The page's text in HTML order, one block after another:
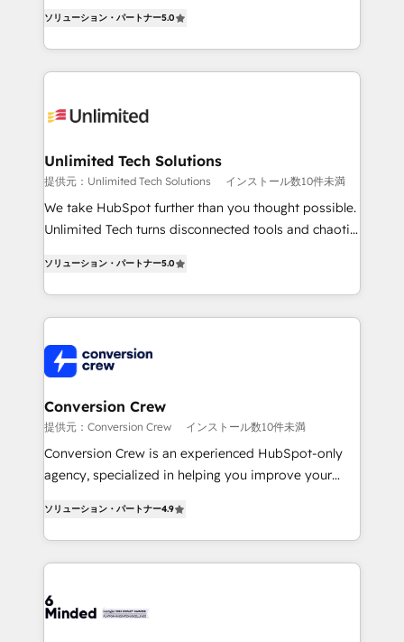
projects • Clients in 30+ industries • Proprietary
technology for integrations • Multilingual team:
transforming complex systems into efficient,
scalable solutions that work across your entire
organization. We’re a unique blend of deep HubSpot
operational know-how. We know that no two
solutions. Instead, we dive in to understand your
needs, goals, and challenges to deliver solutions that
fit like a glove. We’re committed to being both
highly effective and fun to work with. We believe in
relationships. Your success is our success, and we’re
all in this together! From startup to enterprise, we’ll
what matters most: growing your business and
wowing your customers. Let’s make HubSpot work
ソリューション・パートナー5.0
Unlimited Tech Solutions
提供元：Unlimited Tech Solutions インストール数10件未満
We take HubSpot further than you thought possible.
Unlimited Tech turns disconnected tools and chaotic
engine. We combine RevOps strategy with deep
technical execution to help teams scale faster—with
cleaner data, smarter automation, and more
Implementation & Migration · Native & Custom
Integrations · Custom Development · CPQ & FSM ·
Reporting & Analytics · GTM Architecture · Sales &
Marketing Enablement If you’re ready to elevate
HubSpot from “just your CRM” to your growth
infrastructure—let’s talk.
ソリューション・パートナー5.0
Conversion Crew
提供元：Conversion Crew インストール数10件未満
Conversion Crew is an experienced HubSpot-only
agency, specialized in helping you improve your
Implementing HubSpot (CRM, Marketing, Sales,
Service and Operations) - Developing fast, good-
looking websites in the HubSpot CMS - Building
systems you use You need a clear method to reach
ソリューション・パートナー4.9